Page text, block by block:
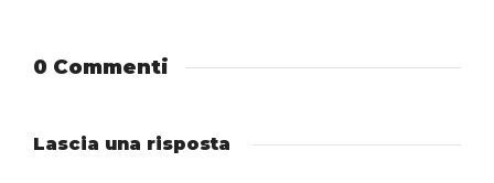
0 Commenti
Lascia una risposta